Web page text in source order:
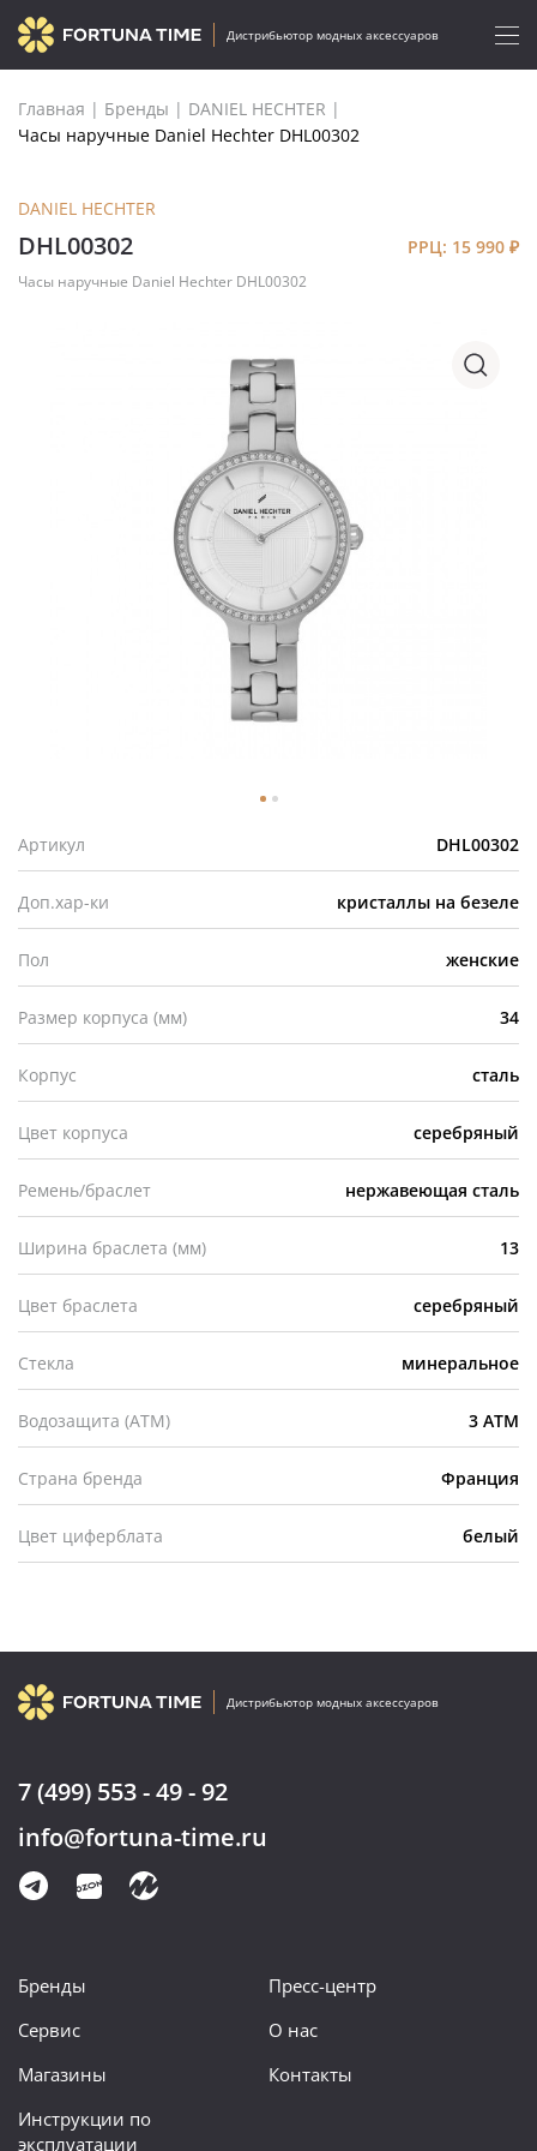
Дистрибьютор модных аксессуаров
Главная | Бренды | DANIEL HECHTER |
Часы наручные Daniel Hechter DHL00302
DANIEL HECHTER
DHL00302 РРЦ: 15 990 ₽
Часы наручные Daniel Hechter DHL00302
Артикул DHL00302
Доп.хар-ки кристаллы на безеле
Пол женские
Размер корпуса (мм) 34
Корпус сталь
Цвет корпуса серебряный
Ремень/браслет нержавеющая сталь
Ширина браслета (мм) 13
Цвет браслета серебряный
Стекла минеральное
Водозащита (АТМ) 3 АТМ
Страна бренда Франция
Цвет циферблата белый
Дистрибьютор модных аксессуаров
7 (499) 553 - 49 - 92
info@fortuna-time.ru
Бренды
Пресс-центр
Сервис
О нас
Магазины
Контакты
Инструкции по
эксплуатации